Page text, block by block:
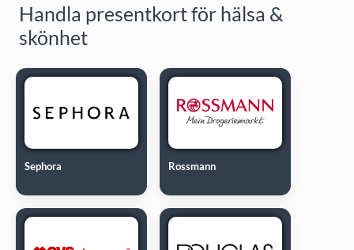
Handla presentkort för hälsa &
skönhet
Sephora Rossmann